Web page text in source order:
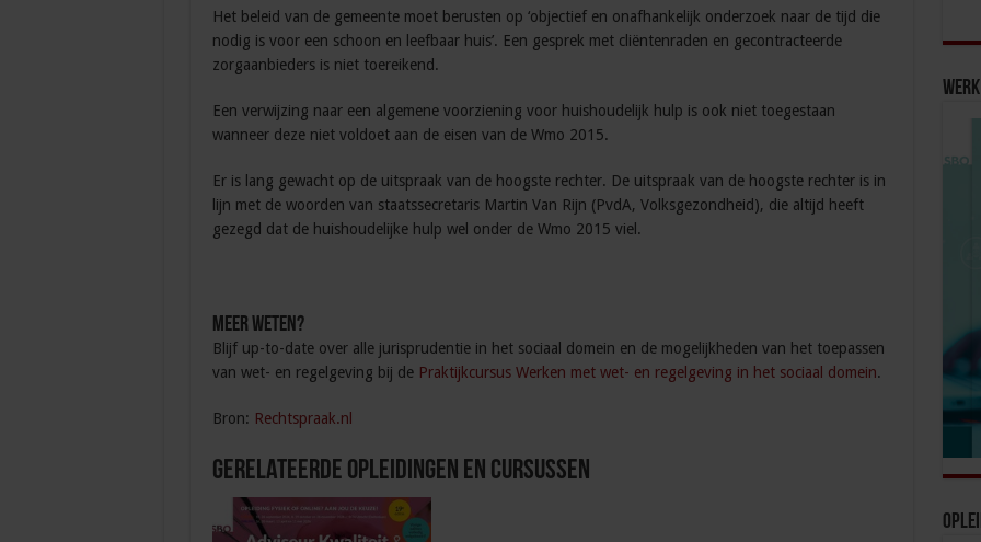
Het beleid van de gemeente moet berusten op ‘objectief en onafhankelijk onderzoek naar de tijd die
nodig is voor een schoon en leefbaar huis’. Een gesprek met cliëntenraden en gecontracteerde
zorgaanbieders is niet toereikend.
Een verwijzing naar een algemene voorziening voor huishoudelijk hulp is ook niet toegestaan
wanneer deze niet voldoet aan de eisen van de Wmo 2015.
Er is lang gewacht op de uitspraak van de hoogste rechter. De uitspraak van de hoogste rechter is in
lijn met de woorden van staatssecretaris Martin Van Rijn (PvdA, Volksgezondheid), die altijd heeft
gezegd dat de huishoudelijke hulp wel onder de Wmo 2015 viel.
Meer weten?
Blijf up-to-date over alle jurisprudentie in het sociaal domein en de mogelijkheden van het toepassen
van wet- en regelgeving bij de Praktijkcursus Werken met wet- en regelgeving in het sociaal domein.
Bron: Rechtspraak.nl
Gerelateerde Opleidingen en Cursussen